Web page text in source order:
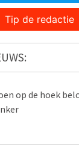
Tip de redactie
op de hoek